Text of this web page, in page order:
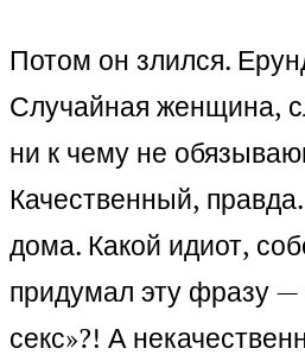
Потом он злился.
Случайная женщина,
ни к чему не
Качественный,
дома. Какой идиот,
придумал эту фразу —
секс»?! А